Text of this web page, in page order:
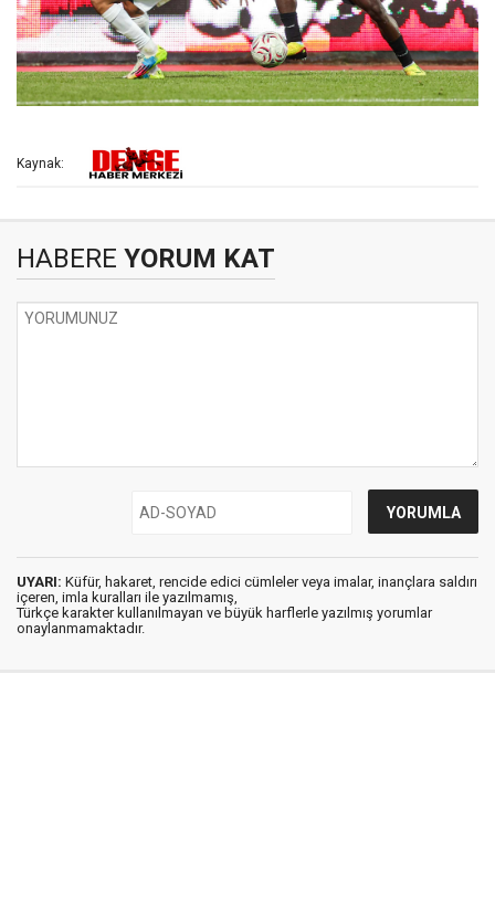
Kaynak:
HABERE YORUM KAT
UYARI: Küfür, hakaret, rencide edici cümleler veya imalar, inançlara saldırı
içeren, imla kuralları ile yazılmamış,
Türkçe karakter kullanılmayan ve büyük harflerle yazılmış yorumlar
onaylanmamaktadır.